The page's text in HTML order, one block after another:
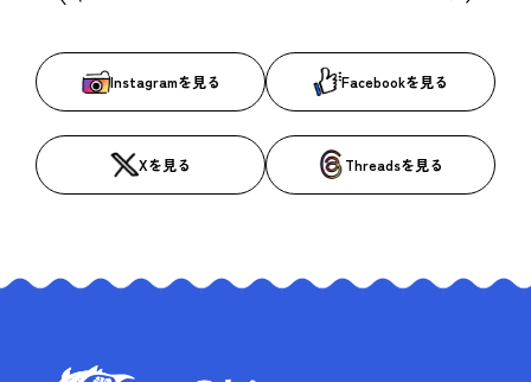
Instagramを見る Facebookを見る
Xを見る Threadsを見る